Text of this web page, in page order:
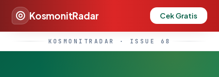
KosmonitRadar Cek Gratis
KOSMONITRADAR · ISSUE 68